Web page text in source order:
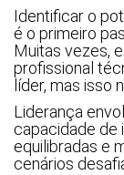
Identificar o
é o primeiro
Muitas vezes,
profissional
líder, mas isso
Liderança
capacidade de
equilibradas e
cenários